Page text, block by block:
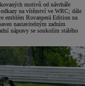
motivů od návrháře
na vítězství ve WRC; dále
emblém Rovanperä Edition na
nastavitelným zadním
nápravy se soukolím stálého